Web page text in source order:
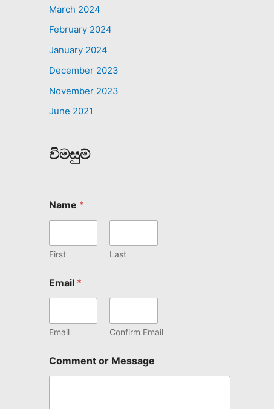
March 2024
February 2024
January 2024
December 2023
November 2023
June 2021
විමසුම්
Name *
First Last
Email *
Email Confirm Email
Comment or Message